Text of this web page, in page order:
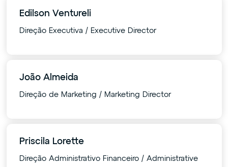
Edilson Ventureli
Direção Executiva / Executive Director
João Almeida
Direção de Marketing / Marketing Director
Priscila Lorette
Direção Administrativo Financeiro / Administrative